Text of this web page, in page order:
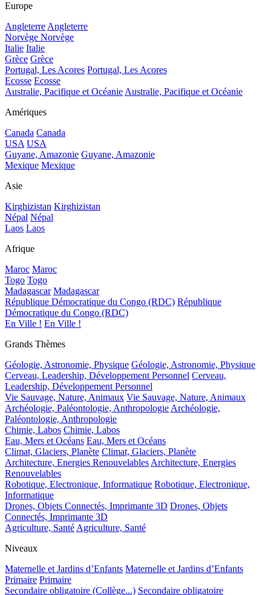
Europe
AngleterreAngleterre
Norvège Norvège
Italie Italie
Grèce Grèce
Portugal, Les Acores Portugal, Les Acores
Ecosse Ecosse
Australie, Pacifique et OcéanieAustralie, Pacifique et Océanie
Amériques
Canada Canada
USA USA
Guyane, Amazonie Guyane, Amazonie
Mexique Mexique
Asie
Kirghizistan Kirghizistan
Népal Népal
Laos Laos
Afrique
Maroc Maroc
Togo Togo
Madagascar Madagascar
République Démocratique du Congo (RDC) République
Démocratique du Congo (RDC)
En Ville ! En Ville !
Grands Thèmes
Géologie, Astronomie, Physique Géologie, Astronomie, Physique
Cerveau, Leadership, Développement Personnel Cerveau,
Leadership, Développement Personnel
Vie Sauvage, Nature, Animaux Vie Sauvage, Nature, Animaux
Archéologie, Paléontologie, AnthropologieArchéologie,
Paléontologie, Anthropologie
Chimie, Labos Chimie, Labos
Eau, Mers et Océans Eau, Mers et Océans
Climat, Glaciers, Planète Climat, Glaciers, Planète
Architecture, Energies RenouvelablesArchitecture, Energies
Renouvelables
Robotique, Electronique, Informatique Robotique, Electronique,
Informatique
Drones, Objets Connectés, Imprimante 3D Drones, Objets
Connectés, Imprimante 3D
Agriculture, SantéAgriculture, Santé
Niveaux
Maternelle et Jardins d’Enfants Maternelle et Jardins d’Enfants
Primaire Primaire
Secondaire obligatoire (Collège...) Secondaire obligatoire